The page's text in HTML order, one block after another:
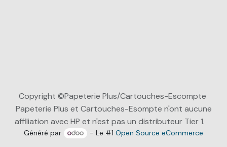
Copyright ©Papeterie Plus/Cartouches-Escompte
Papeterie Plus et Cartouches-Esompte n'ont aucune
affiliation avec HP et n'est pas un distributeur Tier 1.
Généré par - Le #1Open Source eCommerce